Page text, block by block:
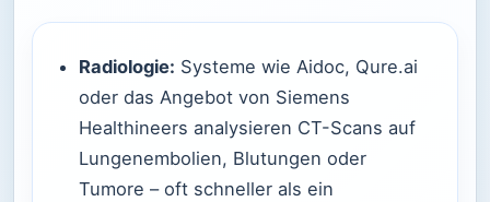
Radiologie: Systeme wie Aidoc, Qure.ai
oder das Angebot von Siemens
Healthineers analysieren CT-Scans auf
Lungenembolien, Blutungen oder
Tumore – oft schneller als ein